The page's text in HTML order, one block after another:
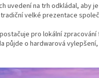
uvedení na trh odkládal, aby
velké prezentace
pro lokální zpracování
půjde o hardwarová